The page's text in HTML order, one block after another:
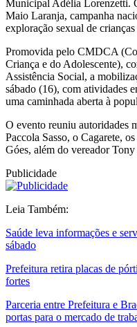
Municipal Adélia Lorenzetti.
Maio Laranja, campanha
exploração sexual de crianças
Promovida pelo CMDCA
Criança e do Adolescente),
Assistência Social, a
sábado (16), com atividades
uma caminhada aberta à
O evento reuniu autoridades
Paccola Sasso, o Cagarete,
Góes, além do vereador
Publicidade
Leia Também:
Saúde leva informações e
sábado
Prefeitura retira placas de
fortes
Parceria entre Prefeitura e
portas para o mercado de